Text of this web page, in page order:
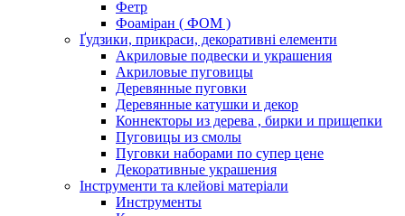
Фетр
Фоаміран ( ФОМ )
Ґудзики, прикраси, декоративні елементи
Акриловые подвески и украшения
Акриловые пуговицы
Деревянные пуговки
Деревянные катушки и декор
Коннекторы из дерева , бирки и прищепки
Пуговицы из смолы
Пуговки наборами по супер цене
Декоративные украшения
Інструменти та клейові матеріали
Инструменты